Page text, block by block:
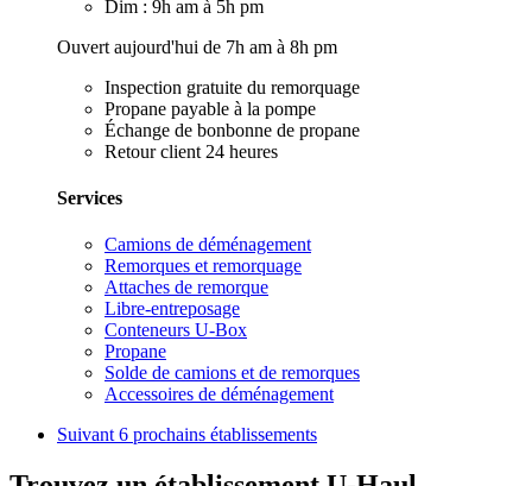
Dim : 9h am à 5h pm
Ouvert aujourd'hui de 7h am à 8h pm
Inspection gratuite du remorquage
Propane payable à la pompe
Échange de bonbonne de propane
Retour client 24 heures
Services
Camions de déménagement
Remorques et remorquage
Attaches de remorque
Libre-entreposage
Conteneurs U-Box
Propane
Solde de camions et de remorques
Accessoires de déménagement
Suivant 6 prochains établissements